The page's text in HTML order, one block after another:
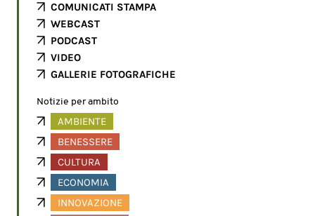
COMUNICATI STAMPA
WEBCAST
PODCAST
VIDEO
GALLERIE FOTOGRAFICHE
Notizie per ambito
AMBIENTE
BENESSERE
CULTURA
ECONOMIA
INNOVAZIONE